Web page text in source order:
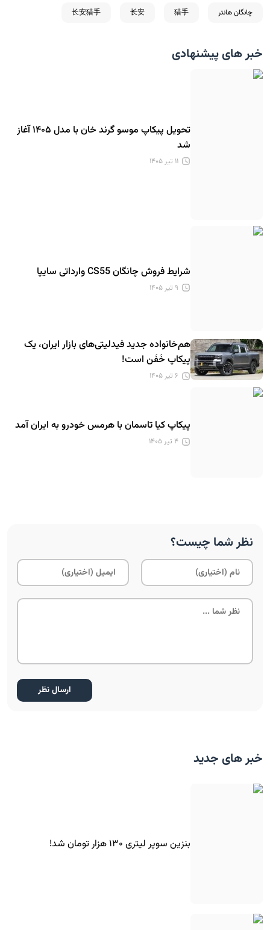
چانگان هانتر 猎手
长安
长安猎手
خبر های پیشنهادی
تحویل پیکاپ موسو گرند خان با مدل ۱۴۰۵ آغاز
شد
۱۱ تیر ۱۴۰۵
شرایط فروش چانگان CS55 وارداتی سایپا
۹ تیر ۱۴۰۵
هم‌خانواده جدید فیدلیتی‌های بازار ایران، یک
پیکاپ خَفَن است!
۶ تیر ۱۴۰۵
پیکاپ کیا تاسمان با هرمس خودرو به ایران آمد
۴ تیر ۱۴۰۵
نظر شما چیست؟
خبر های جدید
بنزین سوپر لیتری ۱۳۰ هزار تومان شد!